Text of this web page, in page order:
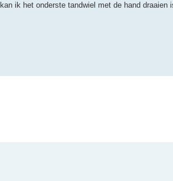
ik het onderste tandwiel met de hand draaien